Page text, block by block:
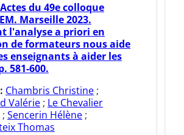
Actes du 49e colloque
Marseille 2023.
l'analyse a priori en
de formateurs nous aide
enseignants à aider les
581-600.
Chambris Christine ;
Valérie ; Le Chevalier
; Sencerin Hélène ;
Thomas